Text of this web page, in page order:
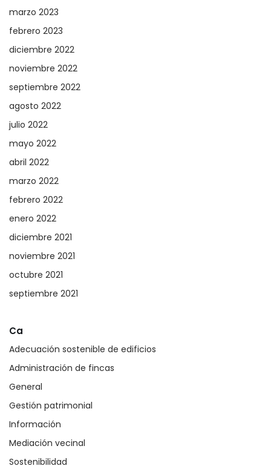
marzo 2023
febrero 2023
diciembre 2022
noviembre 2022
septiembre 2022
agosto 2022
julio 2022
mayo 2022
abril 2022
marzo 2022
febrero 2022
enero 2022
diciembre 2021
noviembre 2021
octubre 2021
septiembre 2021
Ca
Adecuación sostenible de edificios
Administración de fincas
General
Gestión patrimonial
Información
Mediación vecinal
Sostenibilidad